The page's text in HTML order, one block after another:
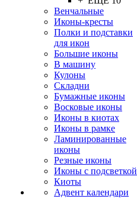
Венчальные
Иконы-кресты
Полки и подставки
для икон
Большие иконы
В машину
Кулоны
Складни
Бумажные иконы
Восковые иконы
Иконы в киотах
Иконы в рамке
Ламинированные
иконы
Резные иконы
Иконы с подсветкой
Киоты
Адвент календари